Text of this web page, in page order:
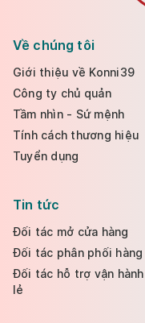
Về chúng tôi
Giới thiệu về Konni39
Công ty chủ quản
Tầm nhìn - Sứ mệnh
Tính cách thương hiệu
Tuyển dụng
Tin tức
Đối tác mở cửa hàng
Đối tác phân phối hàng
Đối tác hỗ trợ vận
lẻ